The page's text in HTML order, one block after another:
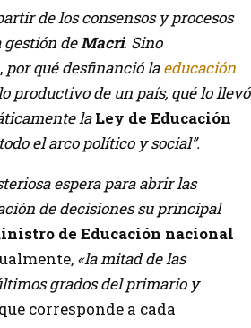
de los consensos y procesos
deMacri. Sino
, por qué desfinanció laeducación
productivo de un país, qué lo llevó
laLey de Educación
el arco político y social”.
espera para abrir las
de decisiones su principal
de Educación nacional
«la mitad de las
grados del primario y
corresponde a cada